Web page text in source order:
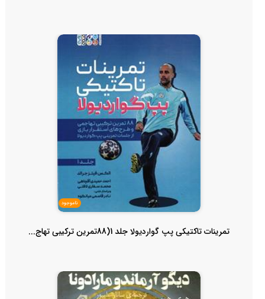
ناموجود
تمرینات تاکتیکی پپ گواردیولا جلد 1(88تمرین ترکیبی تهاج...